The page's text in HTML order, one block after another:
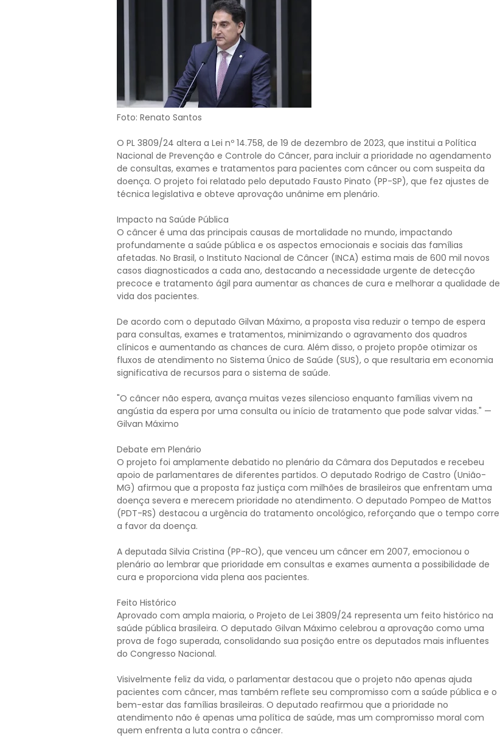
Foto: Renato Santos
O PL 3809/24 altera a Lei nº 14.758, de 19 de dezembro de 2023, que institui a Política
Nacional de Prevenção e Controle do Câncer, para incluir a prioridade no agendamento
de consultas, exames e tratamentos para pacientes com câncer ou com suspeita da
doença. O projeto foi relatado pelo deputado Fausto Pinato (PP-SP), que fez ajustes de
técnica legislativa e obteve aprovação unânime em plenário.
Impacto na Saúde Pública
O câncer é uma das principais causas de mortalidade no mundo, impactando
profundamente a saúde pública e os aspectos emocionais e sociais das famílias
afetadas. No Brasil, o Instituto Nacional de Câncer (INCA) estima mais de 600 mil novos
casos diagnosticados a cada ano, destacando a necessidade urgente de detecção
precoce e tratamento ágil para aumentar as chances de cura e melhorar a qualidade de
vida dos pacientes.
De acordo com o deputado Gilvan Máximo, a proposta visa reduzir o tempo de espera
para consultas, exames e tratamentos, minimizando o agravamento dos quadros
clínicos e aumentando as chances de cura. Além disso, o projeto propõe otimizar os
fluxos de atendimento no Sistema Único de Saúde (SUS), o que resultaria em economia
significativa de recursos para o sistema de saúde.
"O câncer não espera, avança muitas vezes silencioso enquanto famílias vivem na
angústia da espera por uma consulta ou início de tratamento que pode salvar vidas." —
Gilvan Máximo
Debate em Plenário
O projeto foi amplamente debatido no plenário da Câmara dos Deputados e recebeu
apoio de parlamentares de diferentes partidos. O deputado Rodrigo de Castro (União-
MG) afirmou que a proposta faz justiça com milhões de brasileiros que enfrentam uma
doença severa e merecem prioridade no atendimento. O deputado Pompeo de Mattos
(PDT-RS) destacou a urgência do tratamento oncológico, reforçando que o tempo corre
a favor da doença.
A deputada Silvia Cristina (PP-RO), que venceu um câncer em 2007, emocionou o
plenário ao lembrar que prioridade em consultas e exames aumenta a possibilidade de
cura e proporciona vida plena aos pacientes.
Feito Histórico
Aprovado com ampla maioria, o Projeto de Lei 3809/24 representa um feito histórico na
saúde pública brasileira. O deputado Gilvan Máximo celebrou a aprovação como uma
prova de fogo superada, consolidando sua posição entre os deputados mais influentes
do Congresso Nacional.
Visivelmente feliz da vida, o parlamentar destacou que o projeto não apenas ajuda
pacientes com câncer, mas também reflete seu compromisso com a saúde pública e o
bem-estar das famílias brasileiras. O deputado reafirmou que a prioridade no
atendimento não é apenas uma política de saúde, mas um compromisso moral com
quem enfrenta a luta contra o câncer.